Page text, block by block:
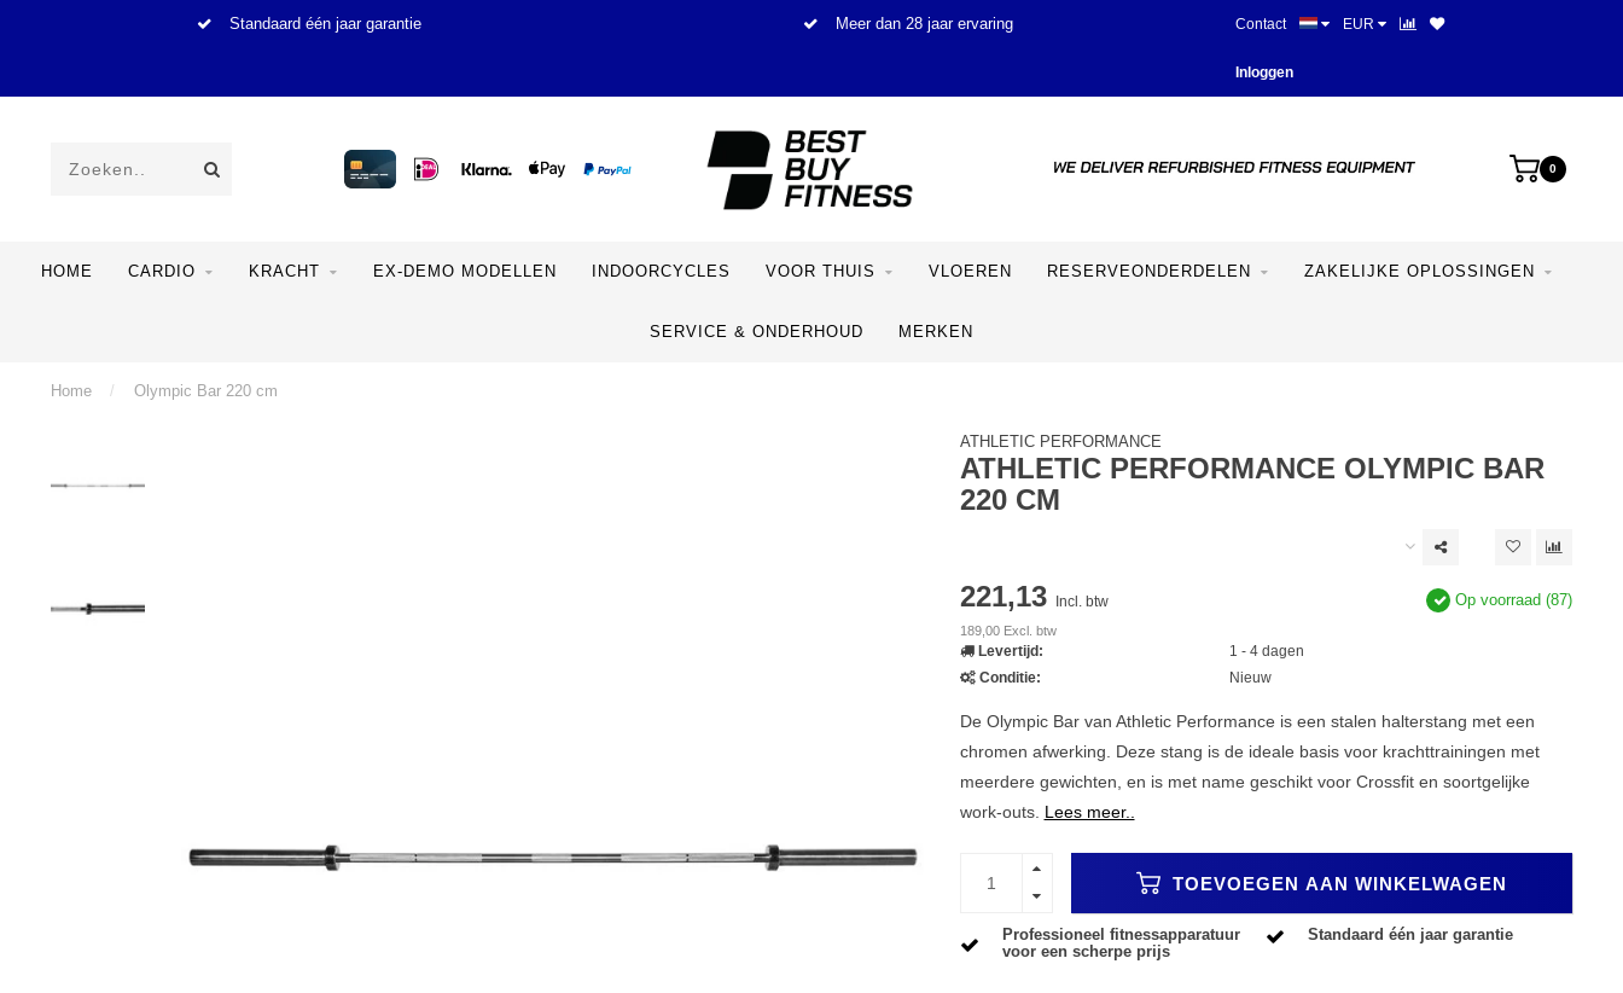
Standaard één jaar garantie Meer dan 28 jaar ervaring Beste prijzen en mooiste
Contact EUR
Inloggen
0
HOME CARDIO KRACHT EX-DEMO MODELLEN INDOORCYCLES VOOR THUIS VLOEREN RESERVEONDERDELEN ZAKELIJKE OPLOSSINGEN
SERVICE & ONDERHOUD MERKEN
Home / Olympic Bar 220 cm
ATHLETIC PERFORMANCE
ATHLETIC PERFORMANCE OLYMPIC BAR
220 CM
221,13 Incl. btw
189,00 Excl. btw
Op voorraad (87)
Levertijd:
1 - 4 dagen
Conditie:
Nieuw
De Olympic Bar van Athletic Performance is een stalen halterstang met een
chromen afwerking. Deze stang is de ideale basis voor krachttrainingen met
meerdere gewichten, en is met name geschikt voor Crossfit en soortgelijke
work-outs. Lees meer..
TOEVOEGEN AAN WINKELWAGEN
Professioneel fitnessapparatuur
voor een scherpe prijs
Standaard één jaar garantie